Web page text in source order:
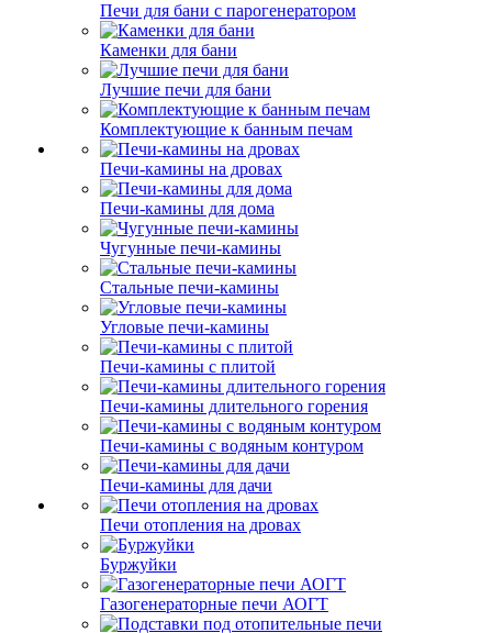
Печи для бани с парогенератором
Каменки для бани
Лучшие печи для бани
Комплектующие к банным печам
Печи-камины на дровах
Печи-камины для дома
Чугунные печи-камины
Стальные печи-камины
Угловые печи-камины
Печи-камины с плитой
Печи-камины длительного горения
Печи-камины с водяным контуром
Печи-камины для дачи
Печи отопления на дровах
Буржуйки
Газогенераторные печи АОГТ